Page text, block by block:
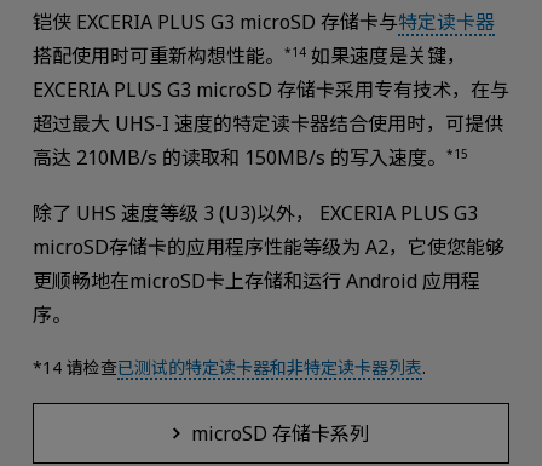
铠侠 EXCERIA PLUS G3 microSD 存储卡与特定读卡器
搭配使用时可重新构想性能。
*14如果速度是关键，
EXCERIA PLUS G3 microSD 存储卡采用专有技术，在与
超过最大 UHS-I 速度的特定读卡器结合使用时，可提供
高达 210MB/s 的读取和 150MB/s 的写入速度。
*15
除了 UHS 速度等级 3 (U3)以外， EXCERIA PLUS G3
microSD存储卡的应用程序性能等级为 A2，它使您能够
更顺畅地在microSD卡上存储和运行 Android 应用程
序。
*14 请检查已测试的特定读卡器和非特定读卡器列表.
microSD 存储卡系列